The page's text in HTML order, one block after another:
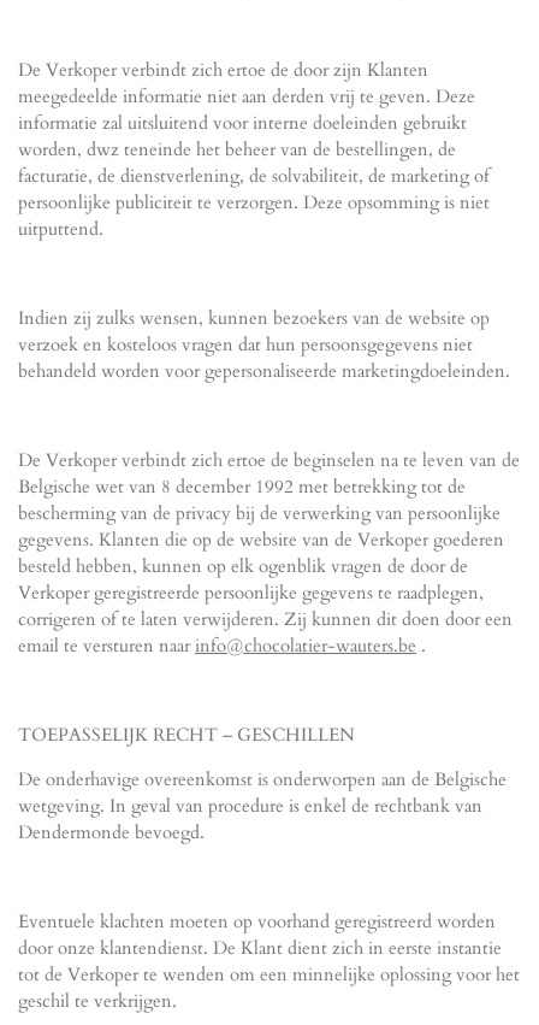
De Verkoper verbindt zich ertoe de door zijn Klanten
meegedeelde informatie niet aan derden vrij te geven. Deze
informatie zal uitsluitend voor interne doeleinden gebruikt
worden, dwz teneinde het beheer van de bestellingen, de
facturatie, de dienstverlening, de solvabiliteit, de marketing of
persoonlijke publiciteit te verzorgen. Deze opsomming is niet
uitputtend.
Indien zij zulks wensen, kunnen bezoekers van de website op
verzoek en kosteloos vragen dat hun persoonsgegevens niet
behandeld worden voor gepersonaliseerde marketingdoeleinden.
De Verkoper verbindt zich ertoe de beginselen na te leven van de
Belgische wet van 8 december 1992 met betrekking tot de
bescherming van de privacy bij de verwerking van persoonlijke
gegevens. Klanten die op de website van de Verkoper goederen
besteld hebben, kunnen op elk ogenblik vragen de door de
Verkoper geregistreerde persoonlijke gegevens te raadplegen,
corrigeren of te laten verwijderen. Zij kunnen dit doen door een
email te versturen naarinfo@chocolatier-wauters.be .
TOEPASSELIJK RECHT – GESCHILLEN
De onderhavige overeenkomst is onderworpen aan de Belgische
wetgeving. In geval van procedure is enkel de rechtbank van
Dendermonde bevoegd.
Eventuele klachten moeten op voorhand geregistreerd worden
door onze klantendienst. De Klant dient zich in eerste instantie
tot de Verkoper te wenden om een minnelijke oplossing voor het
geschil te verkrijgen.